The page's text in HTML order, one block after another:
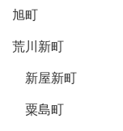
旭町
荒川新町
新屋新町
粟島町